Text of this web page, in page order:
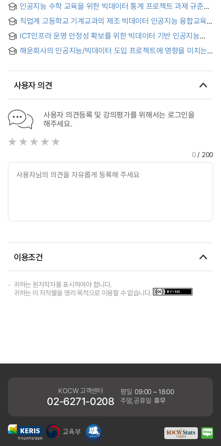
Focused on the Expansion of Non-Face-to-Face Services
= A Study on the Financial Consumer Protection Measures
for the Digital Transformation of the Insurance Industry
Utilizing FinTech
인공지능 수학 교육을 위한 빅데이터 통계 프로젝트 과제 규준
직업계 고등학교 기계교과의 제조 빅데이터 인공지능 융합교육
manufacturing big data artificial intelligence convergence
educational program for a mechanical subject in vocational
high school
ICT인프라 운영 안정성 확보를 위한 빅데이터 기반 인공지능
intelligence performance Management and failure
stability
해운회사의 인공지능/빅데이터 도입 프로젝트에 영향을 미치는
사용자 의견
사용자 의견등록 및 강의평가를 위해서는 로그인을
해주세요.
0/ 200
이용조건
귀하는 원저작자를 표시하여야 합니다.
귀하는 이 저작물을 영리 목적으로 이용할 수 없습니다.
KOCW 고객센터
02-6271-0208
평일 09:00 ~ 18:00
주말,공휴일 휴무